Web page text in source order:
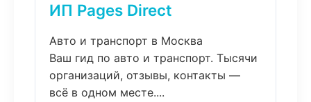
ИП Pages Direct
Авто и транспорт в Москва
Ваш гид по авто и транспорт. Тысячи
организаций, отзывы, контакты —
всё в одном месте....